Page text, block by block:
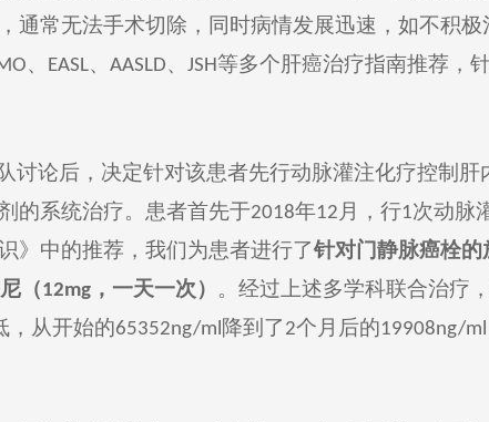
通常无法手术切除，同时病情发展迅速，如不积
、 EASL、 AASLD、 JSH等多个肝癌治疗指南推荐，
讨论后 ， 决定针对该患者先行动脉灌注化疗控制肝
的系统治疗。患者首先于2018年12 月 ， 行1次动脉
》 中的推荐，我们为患者进行了针对门静脉癌栓的
（12mg ， 一天一次） 。 经过上述多学科联合治疗
， 从开始的65352ng/ml降到 了 2个月后的19908ng/ml